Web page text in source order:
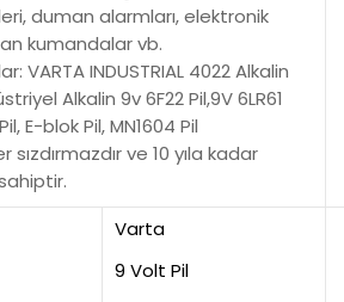
duman alarmları, elektronik
kumandalar vb.
VARTA INDUSTRIAL 4022 Alkalin
Alkalin 9v 6F22 Pil,9V 6LR61
E-blok Pil, MN1604 Pil
sızdırmazdır ve 10 yıla kadar
Varta
9 Volt Pil